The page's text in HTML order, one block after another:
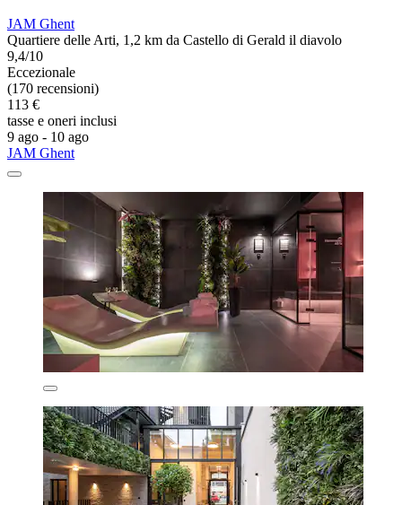
JAM Ghent
Quartiere delle Arti, 1,2 km da Castello di Gerald il diavolo
9,4/10
Eccezionale
(170 recensioni)
113 €
tasse e oneri inclusi
9 ago - 10 ago
JAM Ghent